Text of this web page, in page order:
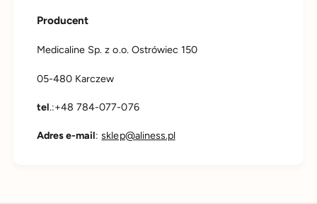
Producent
Medicaline Sp. z o.o. Ostrówiec 150
05-480 Karczew
tel.:+48 784-077-076
Adres e-mail:sklep@aliness.pl